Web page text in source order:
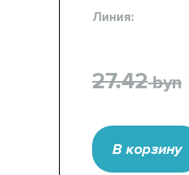
Линия:
27.42
В корзину